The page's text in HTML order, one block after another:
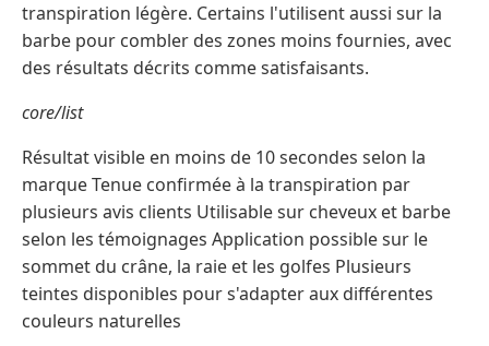
transpiration légère. Certains l'utilisent aussi sur la
barbe pour combler des zones moins fournies, avec
des résultats décrits comme satisfaisants.
core/list
Résultat visible en moins de 10 secondes selon la
marque Tenue confirmée à la transpiration par
plusieurs avis clients Utilisable sur cheveux et barbe
selon les témoignages Application possible sur le
sommet du crâne, la raie et les golfes Plusieurs
teintes disponibles pour s'adapter aux différentes
couleurs naturelles